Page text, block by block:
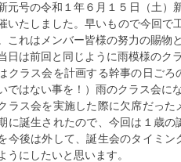
元号の令和１年６月１５日（土）
いたしました。早いもので今回で
これはメンバー皆様の努力の賜物
日は前回と同じように雨模様のク
クラス会を計画する幹事の日ご
ではない事を！）雨のクラス会に
ラス会を実施した際に欠席だっ
に誕生されたので、今回は１歳
今後は外して、誕生会のタイミ
うにしたいと思います。